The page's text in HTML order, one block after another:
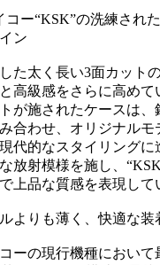
コー“KSK”の洗練され
ン
た太く長い3面カット
高級感をさらに高めて
が施されたケースは、
合わせ、オリジナル
代的なスタイリングに
放射模様を施し、
上品な質感を表現して
よりも薄く、快適な装
ーの現行機種において